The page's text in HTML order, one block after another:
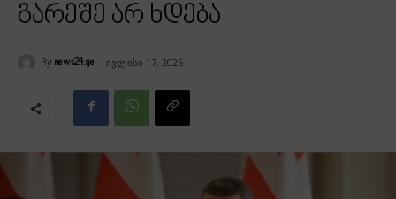
გარეშე არ ხდება
By news24.ge ივლისი 17, 2025